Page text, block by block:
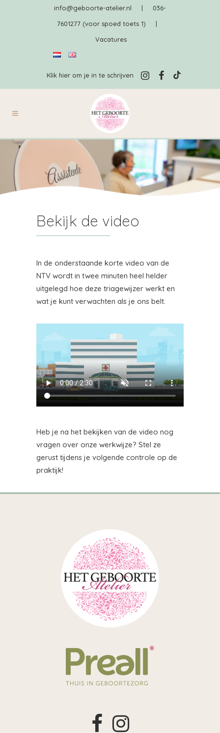
info@geboorte-atelier.nl | 036-
7601277 (voor spoed toets 1) |
Vacatures
Klik hier om je in te schrijven
Bekijk de video
In de onderstaande korte video van de
NTV wordt in twee minuten heel helder
uitgelegd hoe deze triagewijzer werkt en
wat je kunt verwachten als je ons belt.
Heb je na het bekijken van de video nog
vragen over onze werkwijze? Stel ze
gerust tijdens je volgende controle op de
praktijk!